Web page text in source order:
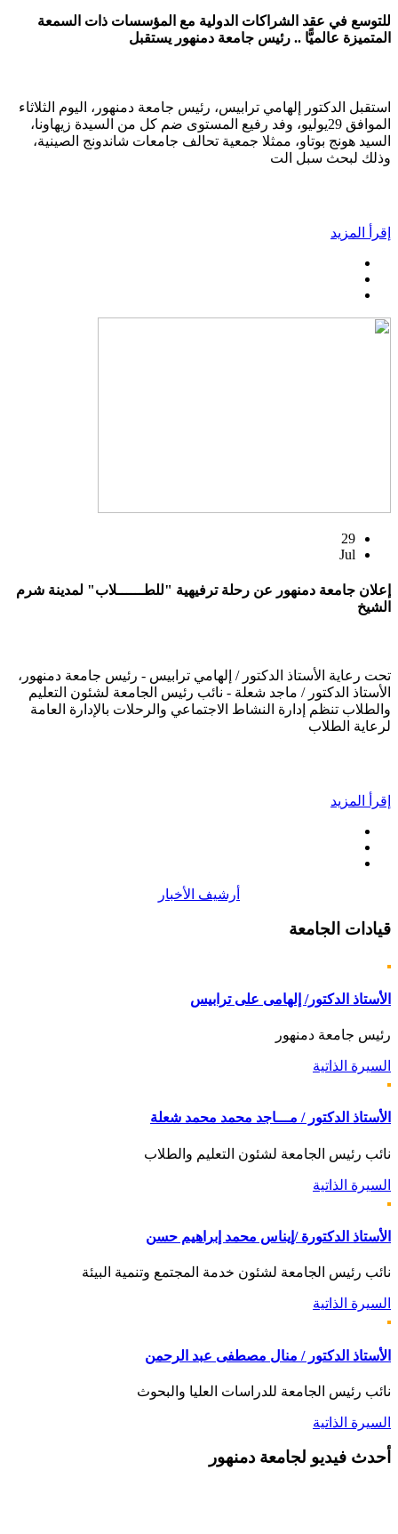
للتوسع في عقد الشراكات الدولية مع المؤسسات ذات السمعة
المتميزة عالميًّا .. رئيس جامعة دمنهور يستقبل
استقبل الدكتور إلهامي ترابيس، رئيس جامعة دمنهور، اليوم الثلاثاء
الموافق 29يوليو، وفد رفيع المستوى ضم كل من السيدة زيهاونا،
السيد هونج بوتاو، ممثلا جمعية تحالف جامعات شاندونج الصينية،
وذلك لبحث سبل الت
إقرأ المزيد
29
Jul
إعلان جامعة دمنهور عن رحلة ترفيهية "للطــــــلاب" لمدينة شرم
الشيخ
تحت رعاية الأستاذ الدكتور / إلهامي ترابيس - رئيس جامعة دمنهور،
الأستاذ الدكتور / ماجد شعلة - نائب رئيس الجامعة لشئون التعليم
والطلاب تنظم إدارة النشاط الاجتماعي والرحلات بالإدارة العامة
لرعاية الطلاب
إقرأ المزيد
أرشيف الأخبار
قيادات الجامعة
الأستاذ الدكتور/ إلهامى على ترابيس
رئيس جامعة دمنهور
السيرة الذاتية
الأستاذ الدكتور / مـــاجد محمد محمد شعلة
نائب رئيس الجامعة لشئون التعليم والطلاب
السيرة الذاتية
الأستاذ الدكتورة /إيناس محمد إبراهيم حسن
نائب رئيس الجامعة لشئون خدمة المجتمع وتنمية البيئة
السيرة الذاتية
الأستاذ الدكتور / منال مصطفى عبد الرحمن
نائب رئيس الجامعة للدراسات العليا والبحوث
السيرة الذاتية
أحدث فيديو لجامعة دمنهور